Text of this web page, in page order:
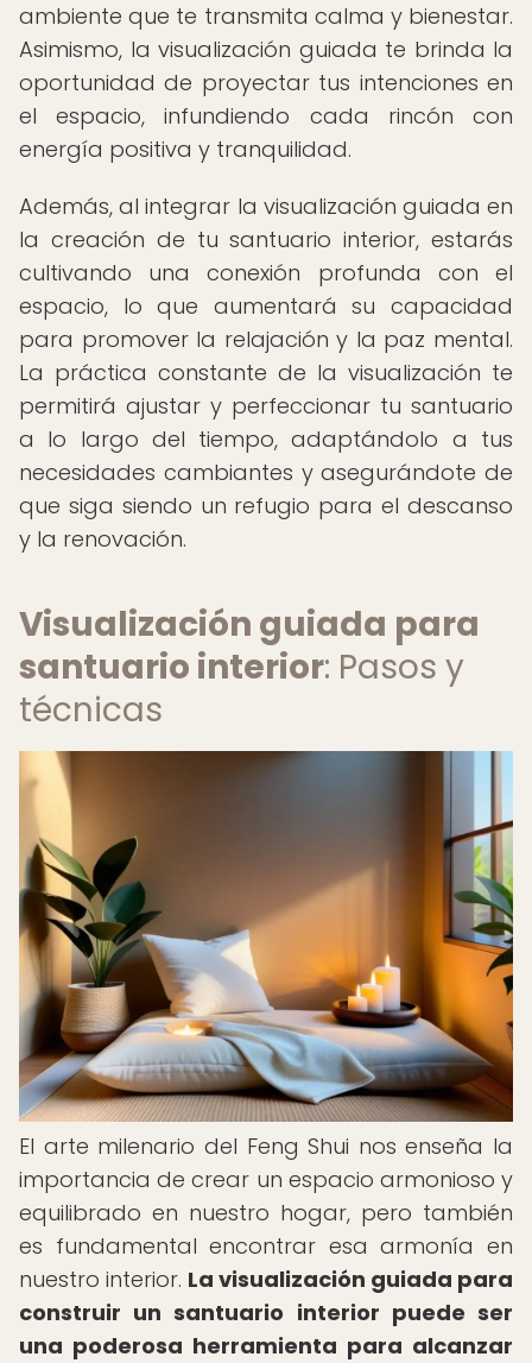
ambiente que te transmita calma y bienestar.
Asimismo, la visualización guiada te brinda la
oportunidad de proyectar tus intenciones en
el espacio, infundiendo cada rincón con
energía positiva y tranquilidad.
Además, al integrar la visualización guiada en
la creación de tu santuario interior, estarás
cultivando una conexión profunda con el
espacio, lo que aumentará su capacidad
para promover la relajación y la paz mental.
La práctica constante de la visualización te
permitirá ajustar y perfeccionar tu santuario
a lo largo del tiempo, adaptándolo a tus
necesidades cambiantes y asegurándote de
que siga siendo un refugio para el descanso
y la renovación.
Visualización guiada para
santuario interior: Pasos y
técnicas
El arte milenario del Feng Shui nos enseña la
importancia de crear un espacio armonioso y
equilibrado en nuestro hogar, pero también
es fundamental encontrar esa armonía en
nuestro interior. La visualización guiada para
construir un santuario interior puede ser
una poderosa herramienta para alcanzar